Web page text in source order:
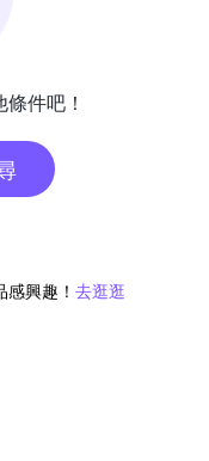
件吧！
興趣！ 去逛逛